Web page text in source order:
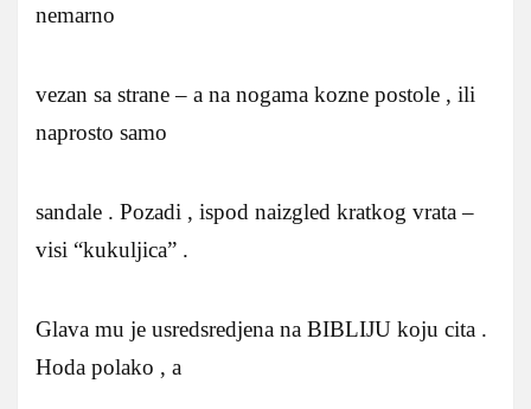
nemarno
vezan sa strane – a na nogama kozne postole , ili
naprosto samo
sandale . Pozadi , ispod naizgled kratkog vrata –
visi “kukuljica” .
Glava mu je usredsredjena na BIBLIJU koju cita .
Hoda polako , a